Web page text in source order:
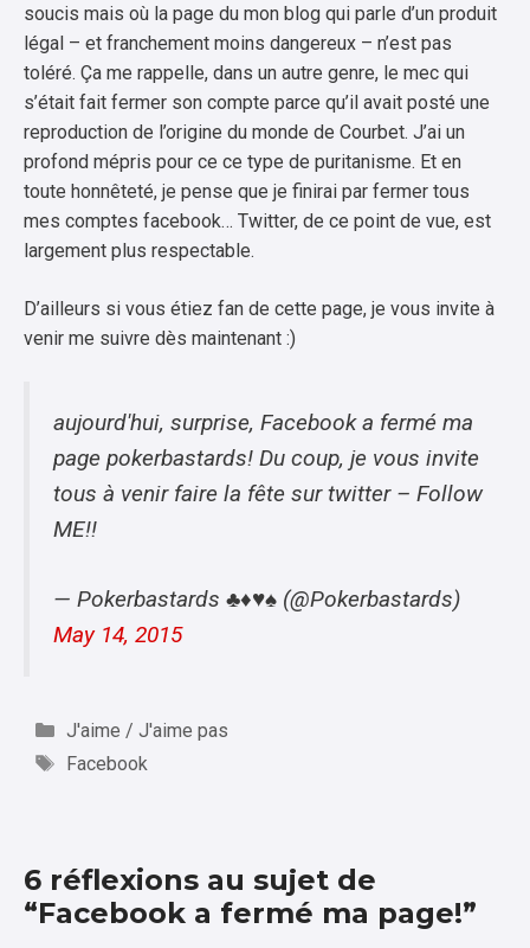
soucis mais où la page du mon blog qui parle d’un produit
légal – et franchement moins dangereux – n’est pas
toléré. Ça me rappelle, dans un autre genre, le mec qui
s’était fait fermer son compte parce qu’il avait posté une
reproduction de l’origine du monde de Courbet. J’ai un
profond mépris pour ce ce type de puritanisme. Et en
toute honnêteté, je pense que je finirai par fermer tous
mes comptes facebook… Twitter, de ce point de vue, est
largement plus respectable.
D’ailleurs si vous étiez fan de cette page, je vous invite à
venir me suivre dès maintenant :)
aujourd'hui, surprise, Facebook a fermé ma
page pokerbastards! Du coup, je vous invite
tous à venir faire la fête sur twitter – Follow
ME!!
— Pokerbastards ♣♦♥♠ (@Pokerbastards)
May 14, 2015
Catégories
J'aime / J'aime pas
Étiquettes
Facebook
6 réflexions au sujet de
“Facebook a fermé ma page!”